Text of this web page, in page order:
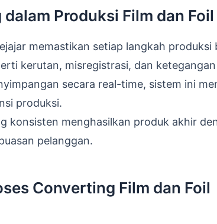
Produksi Film dan Foil
memastikan setiap langkah produksi
kerutan, misregistrasi, dan
secara real-time, sistem ini
produksi.
konsisten menghasilkan produk akhir
pelanggan.
Converting Film dan Foil